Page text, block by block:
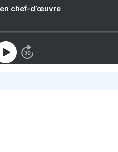
chef-d’œuvre